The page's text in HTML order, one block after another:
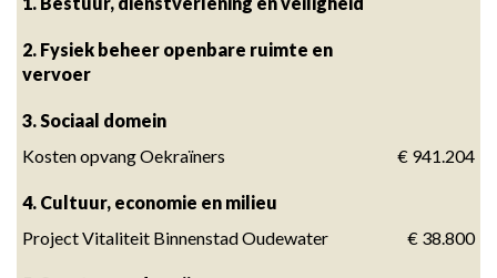
2. Fysiek beheer openbare ruimte en
vervoer
3. Sociaal domein
Kosten opvang Oekraïners
€ 941.204
4. Cultuur, economie en milieu
Project Vitaliteit Binnenstad Oudewater
€ 38.800